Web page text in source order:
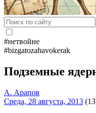
#нетвойне
#bizgatozahavokerak
Подземные
А. Арапов
Среда, 28 августа, 2013